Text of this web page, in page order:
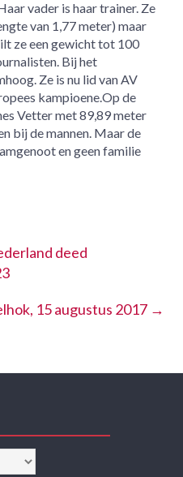
vader is haar trainer. Ze
van 1,77 meter) maar
ze een gewicht tot 100
Bij het
Ze is nu lid van AV
kampioene.Op de
Vetter met 89,89 meter
bij de mannen. Maar de
en geen familie
deed
15 augustus 2017 →